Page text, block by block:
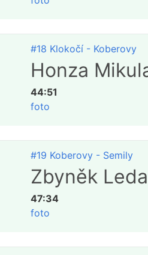
#18 Klokočí - Koberovy
Honza
44:51
foto
#19 Koberovy - Semily
Zbyněk
47:34
foto